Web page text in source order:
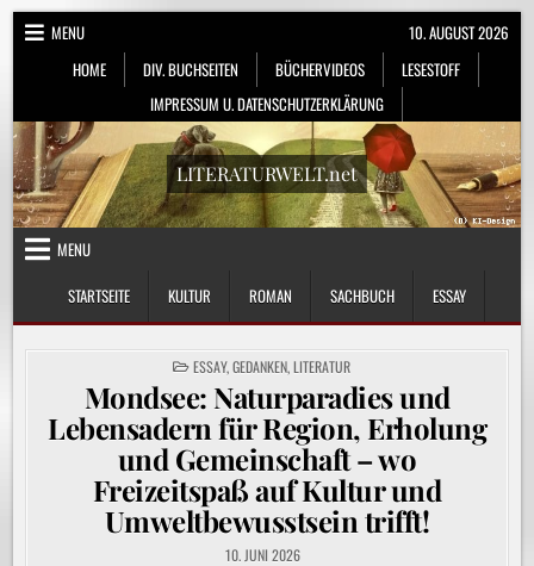
Skip
MENU
HOME
DIV. BUCHSEITEN BÜCHERVIDEOS
LESESTOFF
IMPRESSUM U. DATENSCHUTZERKLÄRUNG
10. AUGUST 2026
LITERATURWELT.net
MENU
STARTSEITE
KULTUR ROMAN SACHBUCH ESSAY
POSTED
IN
ESSAY,GEDANKEN,LITERATUR
Mondsee: Naturparadies und
Lebensadern für Region, Erholung
und Gemeinschaft – wo
Freizeitspaß auf Kultur und
Umweltbewusstsein trifft!
10. JUNI 2026